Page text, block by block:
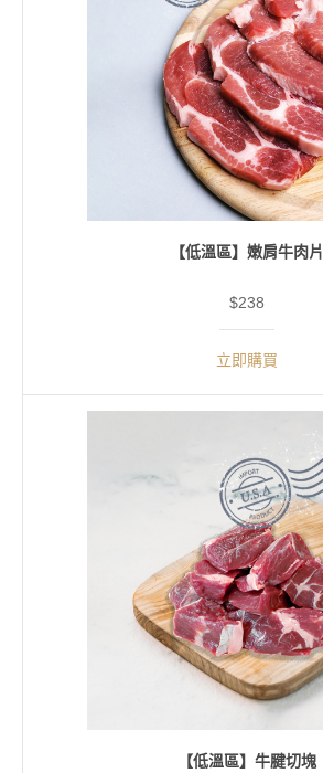
【低溫區】嫩肩牛肉片
$238
立即購買
【低溫區】牛腱切塊